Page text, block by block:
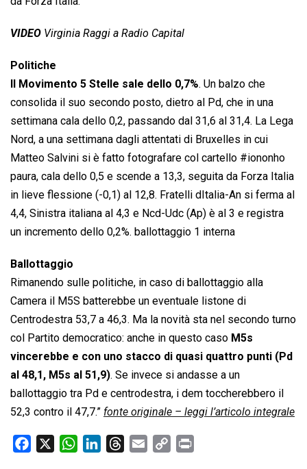
VIDEO Virginia Raggi a Radio Capital
Politiche
Il Movimento 5 Stelle sale dello 0,7%. Un balzo che
consolida il suo secondo posto, dietro al Pd, che in una
settimana cala dello 0,2, passando dal 31,6 al 31,4. La Lega
Nord, a una settimana dagli attentati di Bruxelles in cui
Matteo Salvini si è fatto fotografare col cartello #iononho
paura, cala dello 0,5 e scende a 13,3, seguita da Forza Italia
in lieve flessione (-0,1) al 12,8. Fratelli dItalia-An si ferma al
4,4, Sinistra italiana al 4,3 e Ncd-Udc (Ap) è al 3 e registra
un incremento dello 0,2%. ballottaggio 1 interna
Ballottaggio
Rimanendo sulle politiche, in caso di ballottaggio alla
Camera il M5S batterebbe un eventuale listone di
Centrodestra 53,7 a 46,3. Ma la novità sta nel secondo turno
col Partito democratico: anche in questo caso M5s
vincerebbe e con uno stacco di quasi quattro punti (Pd
al 48,1, M5s al 51,9). Se invece si andasse a un
ballottaggio tra Pd e centrodestra, i dem toccherebbero il
52,3 contro il 47,7.” fonte originale – leggi l’articolo integrale
W